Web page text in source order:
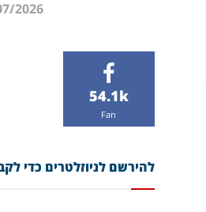
16/07/2026
54.1k
Fan
להירשם לניוזלטרים כדי